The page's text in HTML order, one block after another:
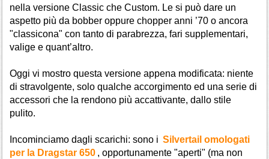
nella versione Classic che Custom. Le si può dare un
aspetto più da bobber oppure chopper anni ’70 o ancora
"classicona" con tanto di parabrezza, fari supplementari,
valige e quant’altro.
Oggi vi mostro questa versione appena modificata: niente
di stravolgente, solo qualche accorgimento ed una serie di
accessori che la rendono più accattivante, dallo stile
pulito.
Incominciamo dagli scarichi: sono i Silvertail omologati
per la Dragstar 650 , opportunamente "aperti" (ma non